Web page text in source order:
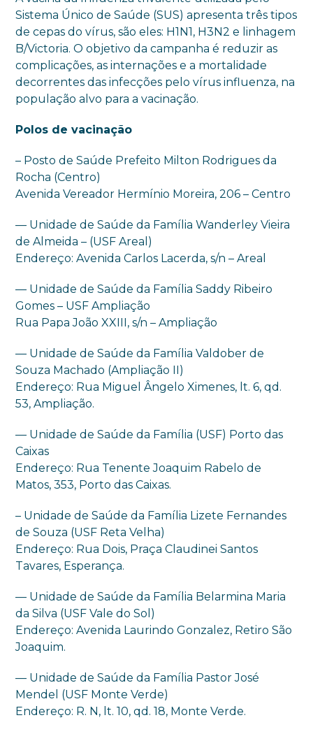
Sistema Único de Saúde (SUS) apresenta três tipos
de cepas do vírus, são eles: H1N1, H3N2 e linhagem
B/Victoria. O objetivo da campanha é reduzir as
complicações, as internações e a mortalidade
decorrentes das infecções pelo vírus influenza, na
população alvo para a vacinação.
Polos de vacinação
– Posto de Saúde Prefeito Milton Rodrigues da
Rocha (Centro)
Avenida Vereador Hermínio Moreira, 206 – Centro
— Unidade de Saúde da Família Wanderley Vieira
de Almeida – (USF Areal)
Endereço: Avenida Carlos Lacerda, s/n – Areal
— Unidade de Saúde da Família Saddy Ribeiro
Gomes – USF Ampliação
Rua Papa João XXIII, s/n – Ampliação
— Unidade de Saúde da Família Valdober de
Souza Machado (Ampliação II)
Endereço: Rua Miguel Ângelo Ximenes, lt. 6, qd.
53, Ampliação.
— Unidade de Saúde da Família (USF) Porto das
Caixas
Endereço: Rua Tenente Joaquim Rabelo de
Matos, 353, Porto das Caixas.
– Unidade de Saúde da Família Lizete Fernandes
de Souza (USF Reta Velha)
Endereço: Rua Dois, Praça Claudinei Santos
Tavares, Esperança.
— Unidade de Saúde da Família Belarmina Maria
da Silva (USF Vale do Sol)
Endereço: Avenida Laurindo Gonzalez, Retiro São
Joaquim.
— Unidade de Saúde da Família Pastor José
Mendel (USF Monte Verde)
Endereço: R. N, lt. 10, qd. 18, Monte Verde.